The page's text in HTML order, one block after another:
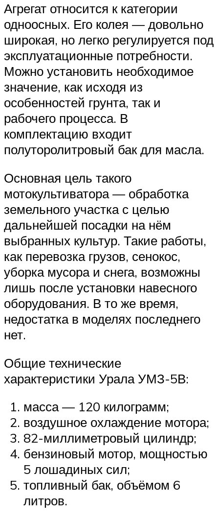
Агрегат относится к категории
одноосных. Его колея — довольно
широкая, но легко регулируется под
эксплуатационные потребности.
Можно установить необходимое
значение, как исходя из
особенностей грунта, так и
рабочего процесса. В
комплектацию входит
полуторолитровый бак для масла.
Основная цель такого
мотокультиватора — обработка
земельного участка с целью
дальнейшей посадки на нём
выбранных культур. Такие работы,
как перевозка грузов, сенокос,
уборка мусора и снега, возможны
лишь после установки навесного
оборудования. В то же время,
недостатка в моделях последнего
нет.
Общие технические
характеристики Урала УМЗ-5В:
масса — 120 килограмм;
воздушное охлаждение мотора;
82-миллиметровый цилиндр;
бензиновый мотор, мощностью
5 лошадиных сил;
топливный бак, объёмом 6
литров.